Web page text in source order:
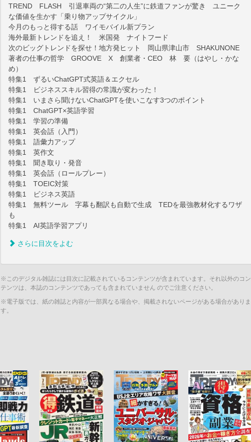
TREND FLASH 引退車両の“第二の人生”に鉄道ファンが驚き ユニーク
な価値を生かす「乗り物アップサイクル」
今月のもっと得する話 ワイモバイル新プラン
海外最新トレンドを追え！ 米国発 ナイトフード
次のビッグトレンドを探せ！地方発ヒット 岡山県津山市 SHAKUNONE
著者の仕事の哲学 GROOVE X 創業者・CEO 林 要（はやし・かな
め）
特集1 ずるいChatGPT式英語＆エクセル
特集1 ビジネススキル習得の常識が変わった！
特集1 いまさら聞けないChatGPTを使いこなす3つのポイント
特集1 ChatGPT×英語学習
特集1 学習の準備
特集1 英会話（入門）
特集1 語彙力アップ
特集1 英作文
特集1 聞き取り・発音
特集1 英会話（ロールプレー）
特集1 TOEIC対策
特集1 ビジネス英語
特集1 無料ツール 字幕も翻訳も自動で生成 TEDを最強教材化するワザ
も
特集1 AI英語学習アプリ
さらに目次をよむ
※このデジタル雑誌には目次に記載されているコンテンツが含まれています。それ以外のコン
テンツは、本誌のコンテンツであっても含まれていません のでご注意ください。
※電子版では、紙の雑誌と内容が一部異なる場合や、掲載されないページがある場合がありま
す。